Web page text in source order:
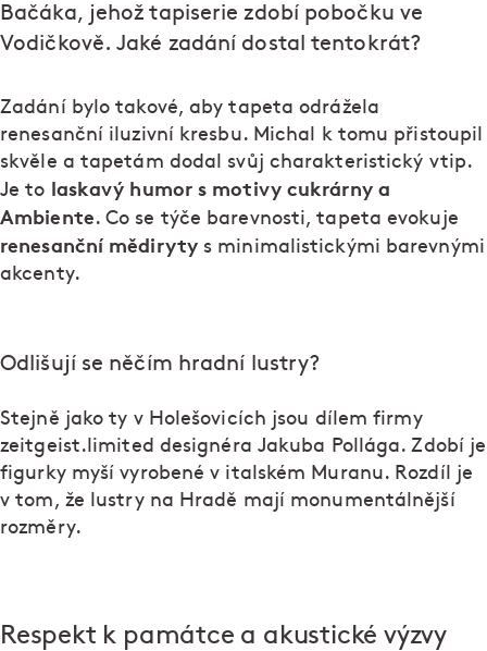
Bačáka, jehož tapiserie zdobí pobočku ve
Vodičkově. Jaké zadání dostal tentokrát?
Zadání bylo takové, aby tapeta odrážela
renesanční iluzivní kresbu. Michal k tomu přistoupil
skvěle a tapetám dodal svůj charakteristický vtip.
Je to laskavý humor s motivy cukrárny a
Ambiente. Co se týče barevnosti, tapeta evokuje
renesanční mědirytys minimalistickými barevnými
akcenty.
Odlišují se něčím hradní lustry?
Stejně jako ty v Holešovicích jsou dílem firmy
zeitgeist.limited designéra Jakuba Pollága. Zdobí je
figurky myší vyrobené v italském Muranu. Rozdíl je
v tom, že lustry na Hradě mají monumentálnější
rozměry.
Respekt k památce a akustické výzvy